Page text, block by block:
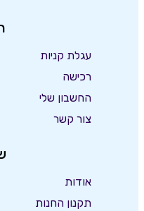
עגלת קניות
רכישה
החשבון שלי
צור קשר
אודות
תקנון החנות